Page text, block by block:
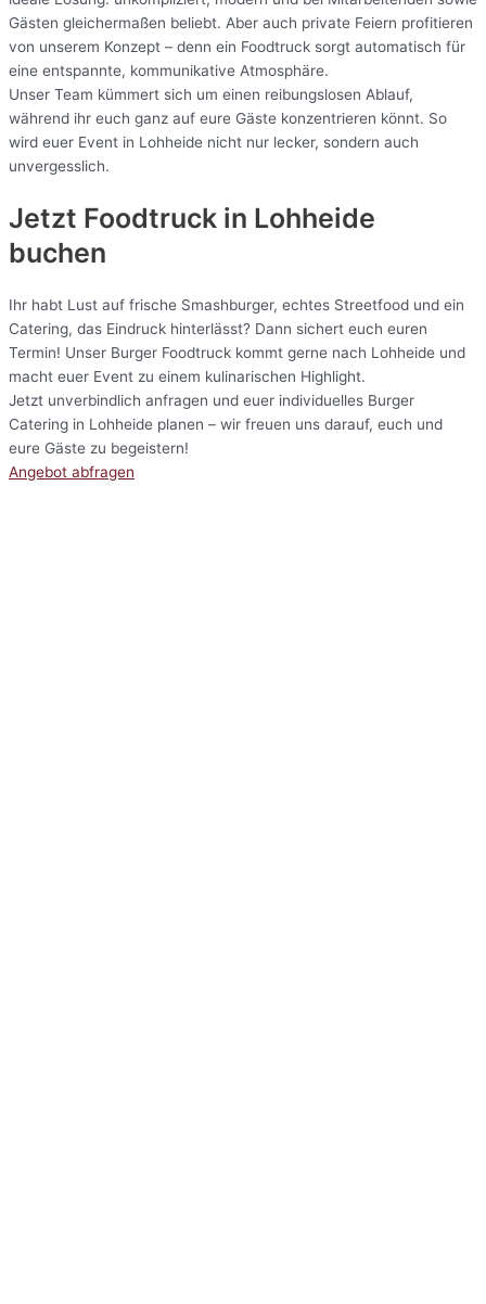
Gästen gleichermaßen beliebt. Aber auch private Feiern profitieren
von unserem Konzept – denn ein Foodtruck sorgt automatisch für
eine entspannte, kommunikative Atmosphäre.
Unser Team kümmert sich um einen reibungslosen Ablauf,
während ihr euch ganz auf eure Gäste konzentrieren könnt. So
wird euer Event in Lohheide nicht nur lecker, sondern auch
unvergesslich.
Jetzt Foodtruck in Lohheide
buchen
Ihr habt Lust auf frische Smashburger, echtes Streetfood und ein
Catering, das Eindruck hinterlässt? Dann sichert euch euren
Termin! Unser Burger Foodtruck kommt gerne nach Lohheide und
macht euer Event zu einem kulinarischen Highlight.
Jetzt unverbindlich anfragen und euer individuelles Burger
Catering in Lohheide planen – wir freuen uns darauf, euch und
eure Gäste zu begeistern!
Angebot abfragen